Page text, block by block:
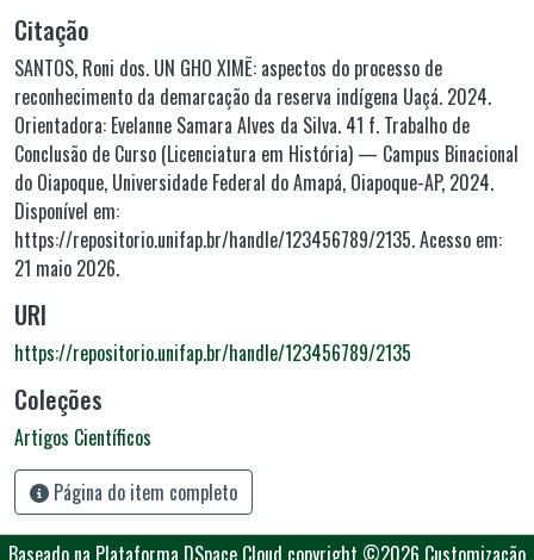
Citação
SANTOS, Roni dos. UN GHO XIMẼ: aspectos do processo de
reconhecimento da demarcação da reserva indígena Uaçá. 2024.
Orientadora: Evelanne Samara Alves da Silva. 41 f. Trabalho de
Conclusão de Curso (Licenciatura em História) — Campus Binacional
do Oiapoque, Universidade Federal do Amapá, Oiapoque-AP, 2024.
Disponível em:
https://repositorio.unifap.br/handle/123456789/2135. Acesso em:
21 maio 2026.
URI
https://repositorio.unifap.br/handle/123456789/2135
Coleções
Artigos Científicos
Página do item completo